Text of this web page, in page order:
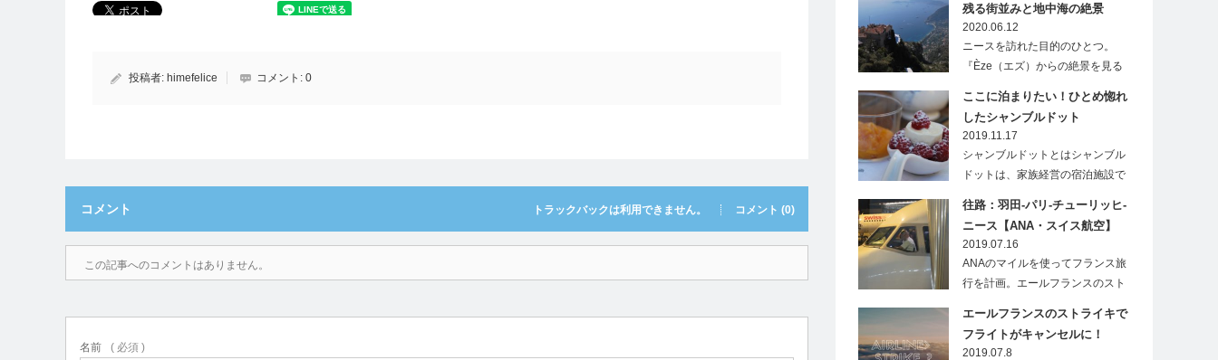
投稿者: himefelice コメント: 0
コメント トラックバックは利用できません。 コメント (0)
この記事へのコメントはありません。
名前 ( 必須 )
残る街並みと地中海の絶景
2020.06.12
ニースを訪れた目的のひとつ。
『Èze（エズ）からの絶景を見る
ここに泊まりたい！ひとめ惚れ
したシャンブルドット
2019.11.17
シャンブルドットとはシャンブル
ドットは、家族経営の宿泊施設で
往路：羽田-パリ-チューリッヒ-
ニース【ANA・スイス航空】
2019.07.16
ANAのマイルを使ってフランス旅
行を計画。エールフランスのスト
エールフランスのストライキで
フライトがキャンセルに！
2019.07.8